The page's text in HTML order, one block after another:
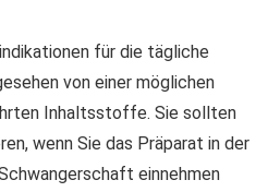
für die tägliche
von einer möglichen
Inhaltsstoffe. Sie sollten
wenn Sie das Präparat in der
einnehmen